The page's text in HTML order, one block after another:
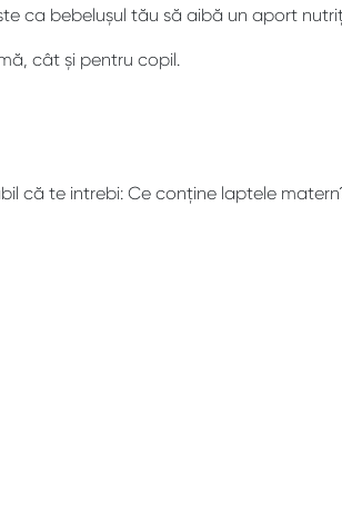
ca bebelușul tău să aibă un aport
cât și pentru copil.
că te intrebi: Ce conține laptele